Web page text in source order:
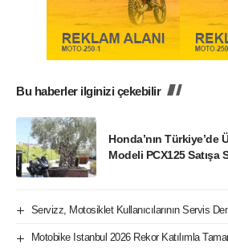
Bu haberler ilginizi çekebilir
Honda’nın Türkiye’de
Modeli PCX125 Satışa
Servizz, Motosiklet Kullanıcılarının Servis
Motobike Istanbul 2026 Rekor Katılımla